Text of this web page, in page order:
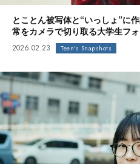
とことん被写体と“いっしょ”に
常をカメラで切り取る大学生フ
2026.02.23 Teen's Snapshots